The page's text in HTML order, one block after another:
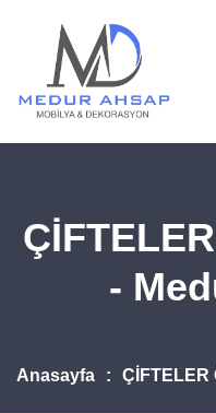
-
Anasayfa ÇİFTELER